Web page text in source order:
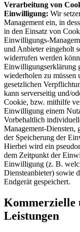
Verarbeitung von
Einwilligung: Wir
Management ein, in
in den Einsatz von
Einwilligungs-
und Anbieter eingeholt
widerrufen werden
Einwilligungserklärung
wiederholen zu
gesetzlichen
kann serverseitig und/
Cookie, bzw. mithilfe
Einwilligung einem
Vorbehaltlich
Management-Diensten,
der Speicherung der
Hierbei wird ein
dem Zeitpunkt der
Einwilligung (z. B.
Diensteanbieter) sowie
Endgerät gespeichert.
Kommerzielle
Leistungen